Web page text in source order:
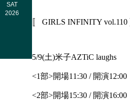
SAT
2026
〚 GIRLS INFINITY vol.110
5/9(土)米子AZTiC laughs
<1部>開場11:30 / 開演12:00
<2部>開場15:30 / 開演16:00